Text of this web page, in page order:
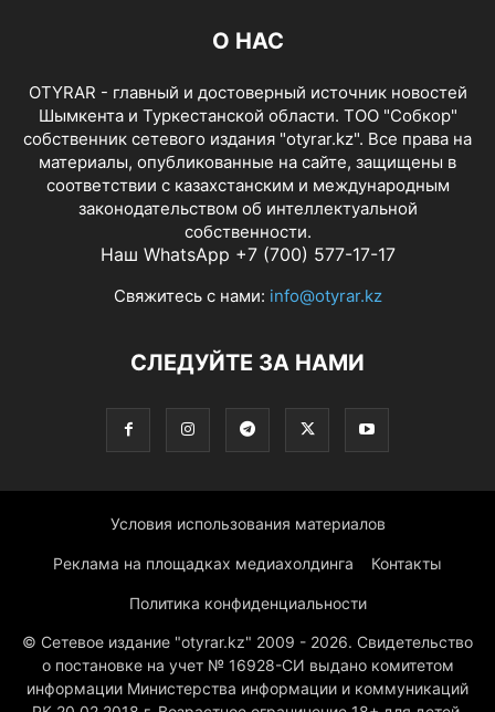
О НАС
OTYRAR - главный и достоверный источник новостей
Шымкента и Туркестанской области. ТОО "Собкор"
собственник сетевого издания "otyrar.kz". Все права на
материалы, опубликованные на сайте, защищены в
соответствии с казахстанским и международным
законодательством об интеллектуальной
собственности.
Наш WhatsApp +7 (700) 577-17-17
Свяжитесь с нами: info@otyrar.kz
СЛЕДУЙТЕ ЗА НАМИ
Условия использования материалов
Реклама на площадках медиахолдинга Контакты
Политика конфиденциальности
© Сетевое издание "otyrar.kz" 2009 - 2026. Свидетельство
о постановке на учет № 16928-СИ выдано комитетом
информации Министерства информации и коммуникаций